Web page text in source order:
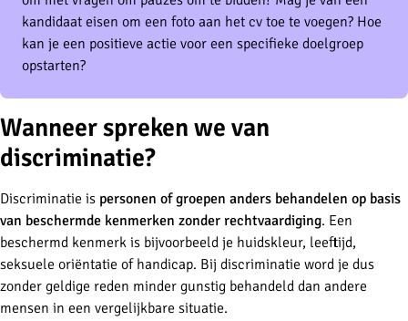
kandidaat eisen om een foto aan het cv toe te voegen? Hoe
kan je een positieve actie voor een specifieke doelgroep
opstarten?
Wanneer spreken we van
discriminatie?
Discriminatie is personen of groepen anders behandelen op basis
van beschermde kenmerken zonder rechtvaardiging. Een
beschermd kenmerk is bijvoorbeeld je huidskleur, leeftijd,
seksuele oriëntatie of handicap. Bij discriminatie word je dus
zonder geldige reden minder gunstig behandeld dan andere
mensen in een vergelijkbare situatie.